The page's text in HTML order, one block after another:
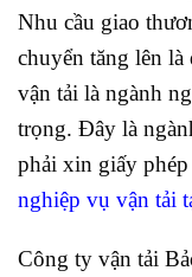
Nhu cầu giao
chuyển tăng lên
vận tải là ngành
trọng. Đây là
phải xin giấy
nghiệp vụ vận tải
Công ty vận tải